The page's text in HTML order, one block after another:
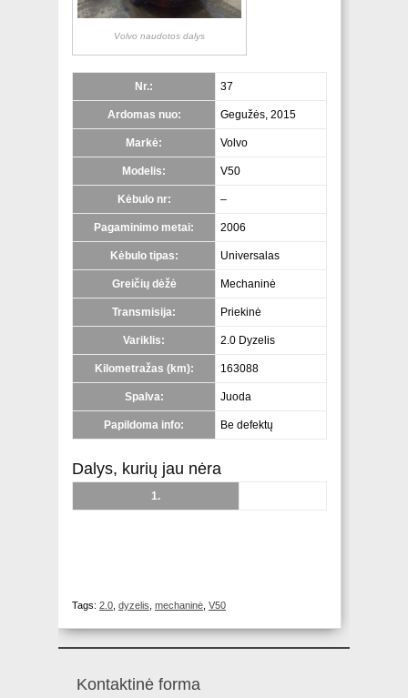
Volvo naudotos dalys
Nr.: 37
Ardomas nuo: Gegužės, 2015
Markė: Volvo
Modelis: V50
Kėbulo nr: –
Pagaminimo metai: 2006
Kėbulo tipas: Universalas
Greičių dėžė Mechaninė
Transmisija: Priekinė
Variklis: 2.0 Dyzelis
Kilometražas (km): 163088
Spalva: Juoda
Papildoma info: Be defektų
Dalys, kurių jau nėra
1.
Tags: 2.0 dyzelis mechaninė V50
Kontaktinė forma